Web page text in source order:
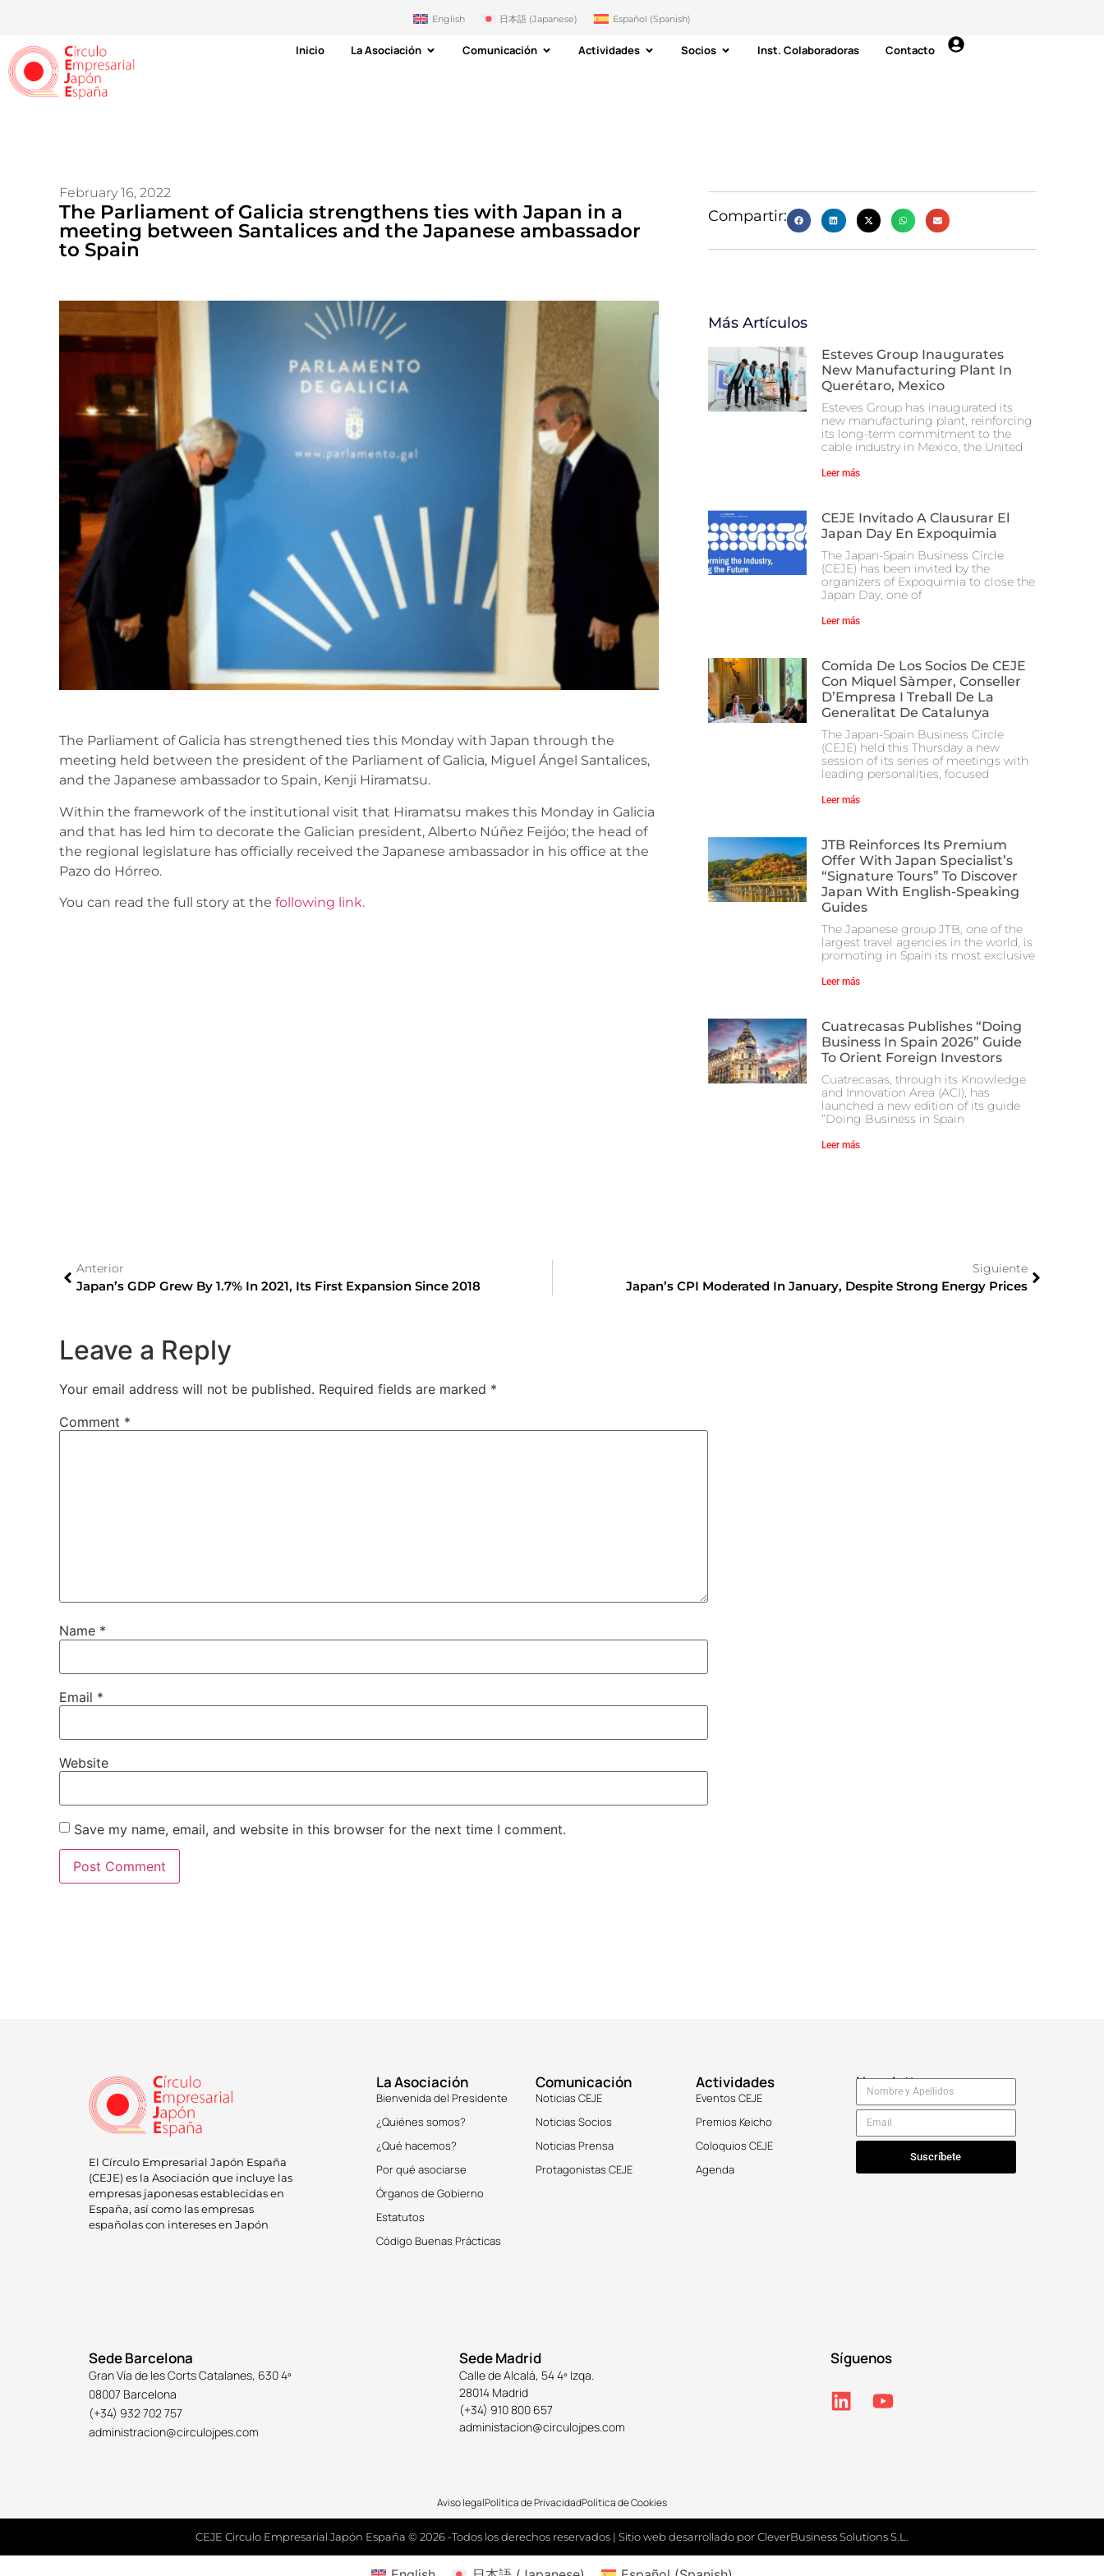
English 日本語 (Japanese) Español (Spanish)
Inicio La Asociación Comunicación Actividades Socios Inst. Colaboradoras Contacto
February 16, 2022
The Parliament of Galicia strengthens ties with Japan in a
meeting between Santalices and the Japanese ambassador
to Spain
The Parliament of Galicia has strengthened ties this Monday with Japan through the
meeting held between the president of the Parliament of Galicia, Miguel Ángel Santalices,
and the Japanese ambassador to Spain, Kenji Hiramatsu.
Within the framework of the institutional visit that Hiramatsu makes this Monday in Galicia
and that has led him to decorate the Galician president, Alberto Núñez Feijóo; the head of
the regional legislature has officially received the Japanese ambassador in his office at the
Pazo do Hórreo.
You can read the full story at the following link.
Compartir:
Más Artículos
Esteves Group Inaugurates
New Manufacturing Plant In
Querétaro, Mexico
Esteves Group has inaugurated its
new manufacturing plant, reinforcing
its long-term commitment to the
cable industry in Mexico, the United
Leer más
CEJE Invitado A Clausurar El
Japan Day En Expoquimia
The Japan-Spain Business Circle
(CEJE) has been invited by the
organizers of Expoquimia to close the
Japan Day, one of
Leer más
Comida De Los Socios De CEJE
Con Miquel Sàmper, Conseller
D’Empresa I Treball De La
Generalitat De Catalunya
The Japan-Spain Business Circle
(CEJE) held this Thursday a new
session of its series of meetings with
leading personalities, focused
Leer más
JTB Reinforces Its Premium
Offer With Japan Specialist’s
“Signature Tours” To Discover
Japan With English-Speaking
Guides
The Japanese group JTB, one of the
largest travel agencies in the world, is
promoting in Spain its most exclusive
Leer más
Cuatrecasas Publishes “Doing
Business In Spain 2026” Guide
To Orient Foreign Investors
Cuatrecasas, through its Knowledge
and Innovation Area (ACI), has
launched a new edition of its guide
“Doing Business in Spain
Leer más
Anterior
Japan’s GDP Grew By 1.7% In 2021, Its First Expansion Since 2018
Siguiente
Japan’s CPI Moderated In January, Despite Strong Energy Prices
Leave a Reply
Your email address will not be published. Required fields are marked *
Comment *
Name *
Email *
Website
Save my name, email, and website in this browser for the next time I comment.
El Círculo Empresarial Japón España
(CEJE) es la Asociación que incluye las
empresas japonesas establecidas en
España, así como las empresas
españolas con intereses en Japón
La Asociación
Bienvenida del Presidente
¿Quiénes somos?
¿Qué hacemos?
Por qué asociarse
Órganos de Gobierno
Estatutos
Código Buenas Prácticas
Comunicación
Noticias CEJE
Noticias Socios
Noticias Prensa
Protagonistas CEJE
Actividades
Eventos CEJE
Premios Keicho
Coloquios CEJE
Agenda
Newsletter
Suscríbete
Sede Barcelona
Gran Vía de les Corts Catalanes, 630 4º
08007 Barcelona
(+34) 932 702 757
administracion@circulojpes.com
Sede Madrid
Calle de Alcalá, 54 4º Izqa.
28014 Madrid
(+34) 910 800 657
administacion@circulojpes.com
Síguenos
Aviso legalPolítica de PrivacidadPolítica de Cookies
CEJE Circulo Empresarial Japón España © 2026 -Todos los derechos reservados | Sitio web desarrollado porCleverBusiness Solutions S.L.